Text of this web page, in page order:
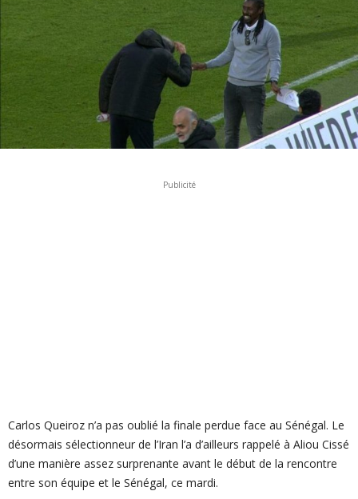
Publicité
Carlos Queiroz n’a pas oublié la finale perdue face au Sénégal. Le
désormais sélectionneur de l’Iran l’a d’ailleurs rappelé à Aliou Cissé
d’une manière assez surprenante avant le début de la rencontre
entre son équipe et le Sénégal, ce mardi.